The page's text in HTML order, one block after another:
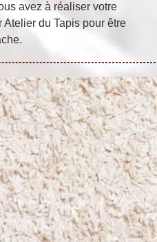
avez à réaliser votre
Atelier du Tapis pour être